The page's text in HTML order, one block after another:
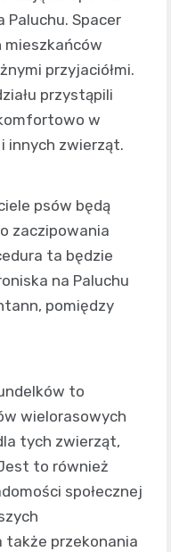
Paluchu. Spacer
przyjaciółmi.
przystąpili
w
innych zwierząt.
psów będą
zaczipowania
ta będzie
na Paluchu
pomiędzy
to
wielorasowych
tych zwierząt,
to również
społecznej
także przekonania